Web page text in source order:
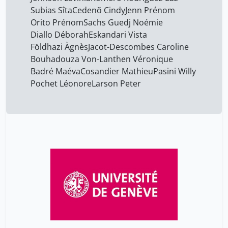
Johnson Lavinia 14
Knutsen Elinor
Kraus Cynthia
Larson Peter
Machlout Maya 14
Markarian Quentin
Orito Prénom
Parini Lorena
Subias SîtaCedenõ CindyJenn Prénom
Orito PrénomSachs Guedj Noémie
Diallo DéborahEskandari Vista
Földhazi ÀgnèsJacot-Descombes Caroline
Bouhadouza Von-Lanthen Véronique
Badré MaévaCosandier MathieuPasini Willy
Pochet LéonoreLarson Peter